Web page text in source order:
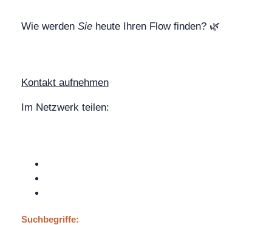
Wie werden Sieheute Ihren Flow finden? 🌿
Kontakt aufnehmen
Im Netzwerk teilen:
Suchbegriffe: